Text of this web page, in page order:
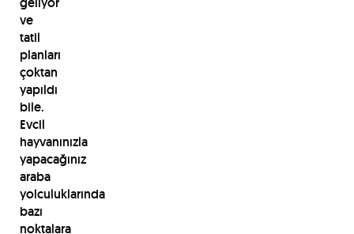
ve
tatil
planları
çoktan
yapıldı
bile.
Evcil
hayvanınızla
yapacağınız
araba
yolculuklarında
bazı
noktalara